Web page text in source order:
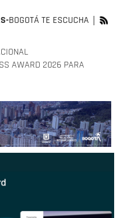
BOGOTÁ TE ESCUCHA
AWARD 2026 PARA